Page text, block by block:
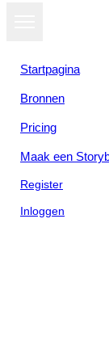
Startpagina
Bronnen
Pricing
Maak een
Register
Inloggen